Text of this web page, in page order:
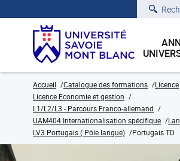
Accueil Catalogue des formations
Licence
Licence Economie et gestion
L1/L2/L3 - Parcours Franco-allemand
UAM404 Internationalisation spécifique
LV3 Portugais ( Pôle langue)
Portugais TD